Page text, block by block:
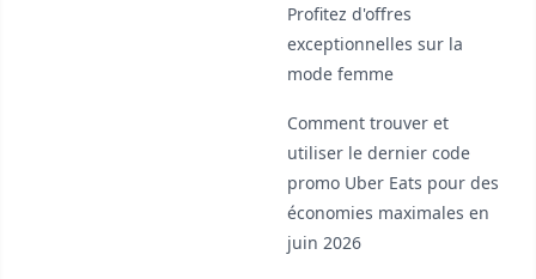
Profitez d'offres
exceptionnelles sur la
mode femme
Comment trouver et
utiliser le dernier code
promo Uber Eats pour des
économies maximales en
juin 2026